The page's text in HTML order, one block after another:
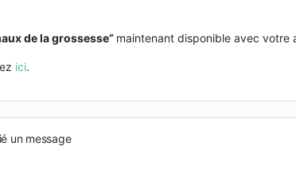
de la grossesse” maintenant disponible avec votre
ici.
un message